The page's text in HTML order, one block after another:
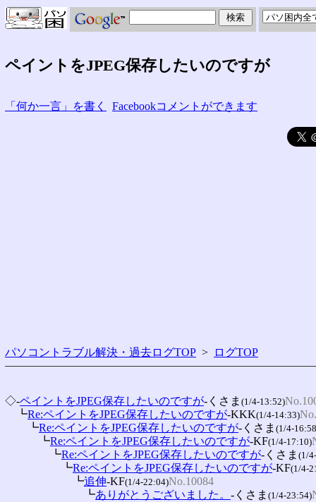
ペイントをJPEG保存したいのですが
「何か一言」を書く Facebookコメントができます
パソコントラブル解決・過去ログTOP > ログTOP
◇-ペイントをJPEG保存したいのですが-くさま (1/4-13:52)
┗Re:ペイントをJPEG保存したいのですが-KKK(1/4-14:33)
┗Re:ペイントをJPEG保存したいのですが-くさま (1/4-
┗Re:ペイントをJPEG保存したいのですが-KF(1/4-17:10)
┗Re:ペイントをJPEG保存したいのですが-くさま (1/
┗Re:ペイントをJPEG保存したいのですが-KF(1/4-
┗追伸-KF(1/4-22:04)No.10084
┗ありがとうございました。 -くさま (1/4-23:54)